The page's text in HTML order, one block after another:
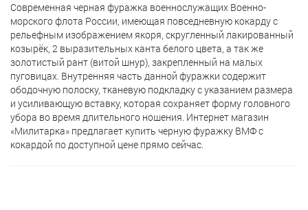
Современная черная фуражка военнослужащих Военно-
морского флота России, имеющая повседневную кокарду с
рельефным изображением якоря, скругленный лакированный
козырёк, 2 выразительных канта белого цвета, а так же
золотистый рант (витой шнур), закрепленный на малых
пуговицах. Внутренняя часть данной фуражки содержит
ободочную полоску, тканевую подкладку с указанием размера
и усиливающую вставку, которая сохраняет форму головного
убора во время длительного ношения. Интернет магазин
«Милитарка» предлагает кyпить черную фуражку ВМФ с
кокардой по доступной цене прямо сейчас.